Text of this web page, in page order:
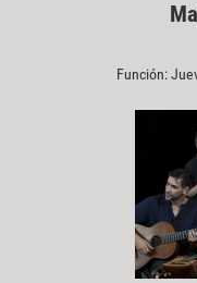
Función: